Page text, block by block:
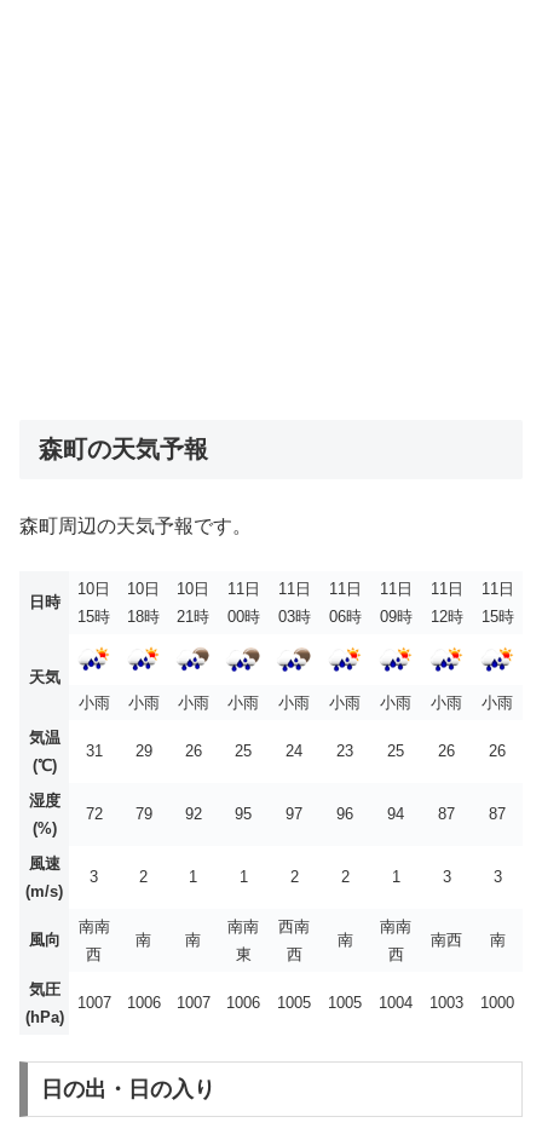
森町の天気予報
森町周辺の天気予報です。
日時
10日
15時
10日
18時
10日
21時
11日
00時
11日
03時
11日
06時
11日
09時
11日
12時
11日
15時
天気
小雨
小雨 小雨 小雨 小雨 小雨 小雨 小雨
小雨
気温
(℃)
31 29 26 25 24 23 25 26 26
湿度
(%)
72 79 92 95 97 96 94 87 87
風速
(m/s)
3 2 1 1 2 2 1 3 3
風向
南南
西
南 南
南南
東
西南
西
南
南南
西
南西 南
気圧
(hPa)
1007 1006 1007 1006 1005 1005 1004 1003 1000
日の出・日の入り